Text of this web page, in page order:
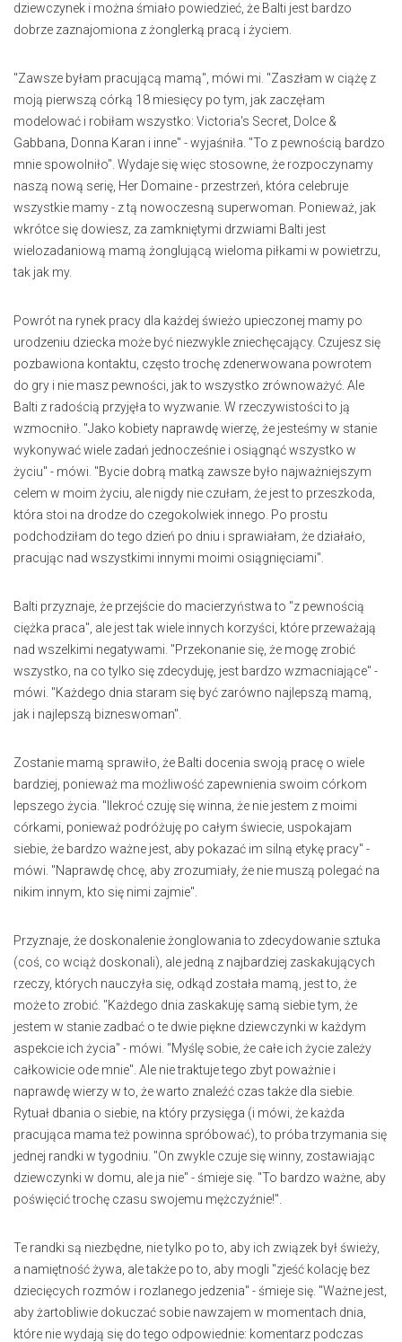
dziewczynek i można śmiało powiedzieć, że Balti jest bardzo
dobrze zaznajomiona z żonglerką pracą i życiem.
"Zawsze byłam pracującą mamą", mówi mi. "Zaszłam w ciążę z
moją pierwszą córką 18 miesięcy po tym, jak zaczęłam
modelować i robiłam wszystko: Victoria's Secret, Dolce &
Gabbana, Donna Karan i inne" - wyjaśniła. "To z pewnością bardzo
mnie spowolniło". Wydaje się więc stosowne, że rozpoczynamy
naszą nową serię, Her Domaine - przestrzeń, która celebruje
wszystkie mamy - z tą nowoczesną superwoman. Ponieważ, jak
wkrótce się dowiesz, za zamkniętymi drzwiami Balti jest
wielozadaniową mamą żonglującą wieloma piłkami w powietrzu,
tak jak my.
Powrót na rynek pracy dla każdej świeżo upieczonej mamy po
urodzeniu dziecka może być niezwykle zniechęcający. Czujesz się
pozbawiona kontaktu, często trochę zdenerwowana powrotem
do gry i nie masz pewności, jak to wszystko zrównoważyć. Ale
Balti z radością przyjęła to wyzwanie. W rzeczywistości to ją
wzmocniło. "Jako kobiety naprawdę wierzę, że jesteśmy w stanie
wykonywać wiele zadań jednocześnie i osiągnąć wszystko w
życiu" - mówi. "Bycie dobrą matką zawsze było najważniejszym
celem w moim życiu, ale nigdy nie czułam, że jest to przeszkoda,
która stoi na drodze do czegokolwiek innego. Po prostu
podchodziłam do tego dzień po dniu i sprawiałam, że działało,
pracując nad wszystkimi innymi moimi osiągnięciami".
Balti przyznaje, że przejście do macierzyństwa to "z pewnością
ciężka praca", ale jest tak wiele innych korzyści, które przeważają
nad wszelkimi negatywami. "Przekonanie się, że mogę zrobić
wszystko, na co tylko się zdecyduję, jest bardzo wzmacniające" -
mówi. "Każdego dnia staram się być zarówno najlepszą mamą,
jak i najlepszą bizneswoman".
Zostanie mamą sprawiło, że Balti docenia swoją pracę o wiele
bardziej, ponieważ ma możliwość zapewnienia swoim córkom
lepszego życia. "Ilekroć czuję się winna, że nie jestem z moimi
córkami, ponieważ podróżuję po całym świecie, uspokajam
siebie, że bardzo ważne jest, aby pokazać im silną etykę pracy" -
mówi. "Naprawdę chcę, aby zrozumiały, że nie muszą polegać na
nikim innym, kto się nimi zajmie".
Przyznaje, że doskonalenie żonglowania to zdecydowanie sztuka
(coś, co wciąż doskonali), ale jedną z najbardziej zaskakujących
rzeczy, których nauczyła się, odkąd została mamą, jest to, że
może to zrobić. "Każdego dnia zaskakuję samą siebie tym, że
jestem w stanie zadbać o te dwie piękne dziewczynki w każdym
aspekcie ich życia" - mówi. "Myślę sobie, że całe ich życie zależy
całkowicie ode mnie". Ale nie traktuje tego zbyt poważnie i
naprawdę wierzy w to, że warto znaleźć czas także dla siebie.
Rytuał dbania o siebie, na który przysięga (i mówi, że każda
pracująca mama też powinna spróbować), to próba trzymania się
jednej randki w tygodniu. "On zwykle czuje się winny, zostawiając
dziewczynki w domu, ale ja nie" - śmieje się. "To bardzo ważne, aby
poświęcić trochę czasu swojemu mężczyźnie!".
Te randki są niezbędne, nie tylko po to, aby ich związek był świeży,
a namiętność żywa, ale także po to, aby mogli "zjeść kolację bez
dziecięcych rozmów i rozlanego jedzenia" - śmieje się. "Ważne jest,
aby żartobliwie dokuczać sobie nawzajem w momentach dnia,
które nie wydają się do tego odpowiednie: komentarz podczas